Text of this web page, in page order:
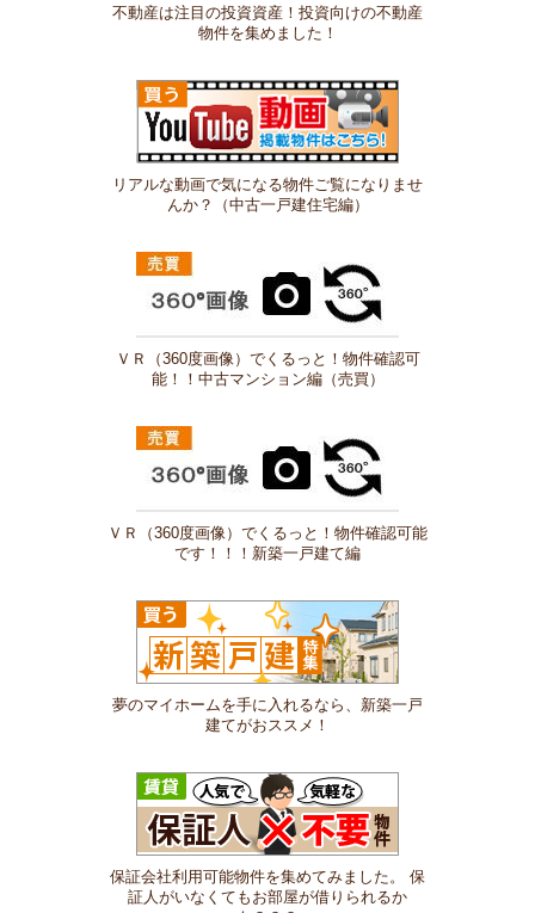
不動産は注目の投資資産！投資向けの不動産
物件を集めました！
リアルな動画で気になる物件ご覧になりませ
んか？（中古一戸建住宅編）
ＶＲ（360度画像）でくるっと！物件確認可
能！！中古マンション編（売買）
ＶＲ（360度画像）でくるっと！物件確認可能
です！！！新築一戸建て編
夢のマイホームを手に入れるなら、新築一戸
建てがおススメ！
保証会社利用可能物件を集めてみました。 保
証人がいなくてもお部屋が借りられるか